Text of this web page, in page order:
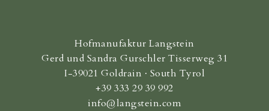
Hofmanufaktur Langstein
Gerd und Sandra Gurschler Tisserweg 31
I-39021 Goldrain · South Tyrol
+39 333 29 39 992
info@langstein.com